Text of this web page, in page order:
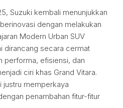
Suzuki kembali menunjukkan
dengan melakukan
Modern Urban SUV
dirancang secara cermat
performa, efisiensi, dan
ciri khas Grand Vitara.
justru memperkaya
penambahan fitur-fitur